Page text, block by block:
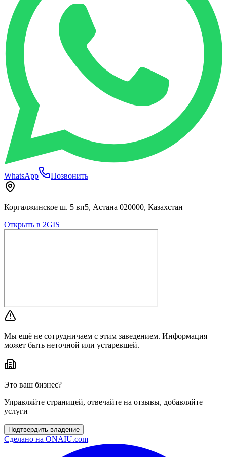
WhatsApp Позвонить
Коргалжинское ш. 5 вп5, Астана 020000, Казахстан
Открыть в 2GIS
Мы ещё не сотрудничаем с этим заведением. Информация
может быть неточной или устаревшей.
Это ваш бизнес?
Управляйте страницей, отвечайте на отзывы, добавляйте
услуги
Подтвердить владение
Сделано на ONAIU.com